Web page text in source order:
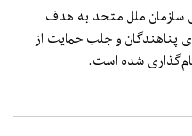
عمومی سازمان ملل متحد به هدف
پناهندگان و جلب حمایت از
نام‌گذاری شده است.